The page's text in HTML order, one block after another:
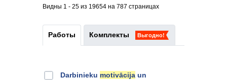
Видны 1 - 25 из 19654 на 787 страницах
Работы Комплекты Выгодно!
Darbinieku motivācija un